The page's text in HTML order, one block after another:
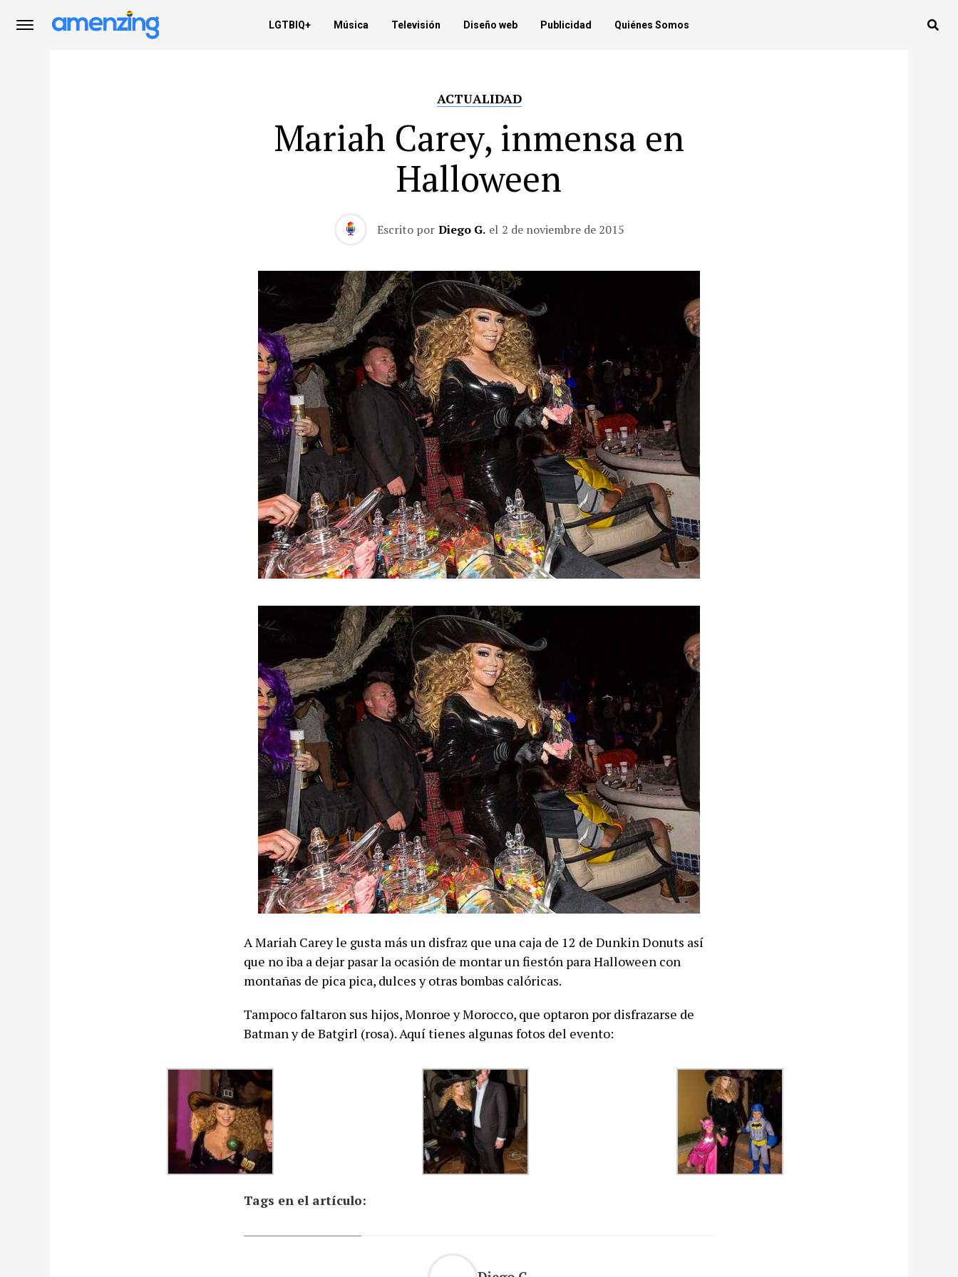
LGTBIQ+ Música Televisión Diseño web Publicidad Quiénes Somos
ACTUALIDAD
Mariah Carey, inmensa en
Halloween
Escrito por Diego G. el 2 de noviembre de 2015
A Mariah Carey le gusta más un disfraz que una caja de 12 de Dunkin Donuts así
que no iba a dejar pasar la ocasión de montar un fiestón para Halloween con
montañas de pica pica, dulces y otras bombas calóricas.
Tampoco faltaron sus hijos, Monroe y Morocco, que optaron por disfrazarse de
Batman y de Batgirl (rosa). Aquí tienes algunas fotos del evento:
Tags en el artículo: